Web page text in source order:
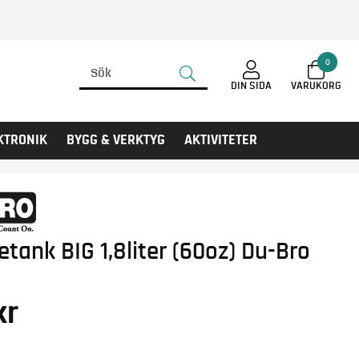
0
DIN SIDA
BYGG & VERKTYG AKTIVITETER
BIG 1,8liter (60oz) Du-Bro